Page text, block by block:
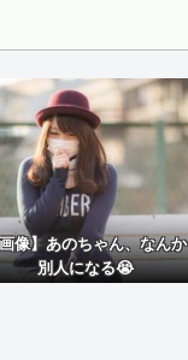
像】あのちゃん、なんか
別人になる😭